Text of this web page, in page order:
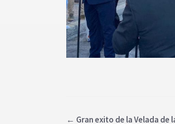
← Gran exito de la Velada de